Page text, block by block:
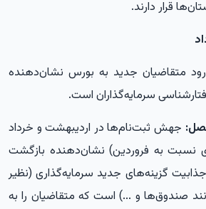
قرار دارند.
متقاضیان جدید به بورس نشان‌دهنده
سرمایه‌گذاران است.
جهش ثبت‌نام‌ها در اردیبهشت و خرداد
از ۲.۵ برابری نسبت به فروردین) نشان‌دهنده بازگشت
گزینه‌های جدید سرمایه‌گذاری (نظیر
صندوق‌ها و ...) است که متقاضیان را به